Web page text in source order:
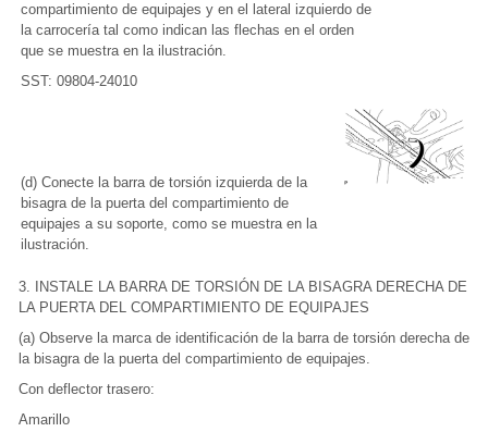
compartimiento de equipajes y en el lateral izquierdo de
la carrocería tal como indican las flechas en el orden
que se muestra en la ilustración.
SST: 09804-24010
(d) Conecte la barra de torsión izquierda de la
bisagra de la puerta del compartimiento de
equipajes a su soporte, como se muestra en la
ilustración.
3. INSTALE LA BARRA DE TORSIÓN DE LA BISAGRA DERECHA DE
LA PUERTA DEL COMPARTIMIENTO DE EQUIPAJES
(a) Observe la marca de identificación de la barra de torsión derecha de
la bisagra de la puerta del compartimiento de equipajes.
Con deflector trasero:
Amarillo